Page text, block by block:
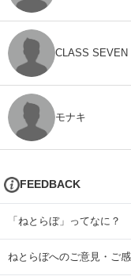
CLASS SEVEN
モナキ
FEEDBACK
「ねとらぼ」ってなに？
ねとらぼへのご意見・ご